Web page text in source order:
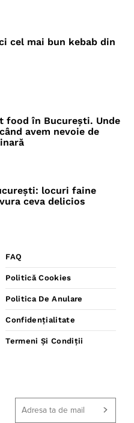
cel mai bun kebab din
food în București. Unde
avem nevoie de
locuri faine
ceva delicios
FAQ
Politică Cookies
Politica De Anulare
Confidențialitate
Termeni Și Condiții